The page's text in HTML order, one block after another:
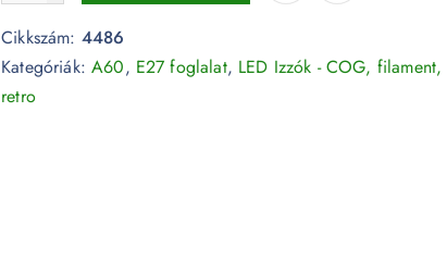
Cikkszám: 4486
Kategóriák:A60, E27 foglalat, LED Izzók - COG, filament,
retro